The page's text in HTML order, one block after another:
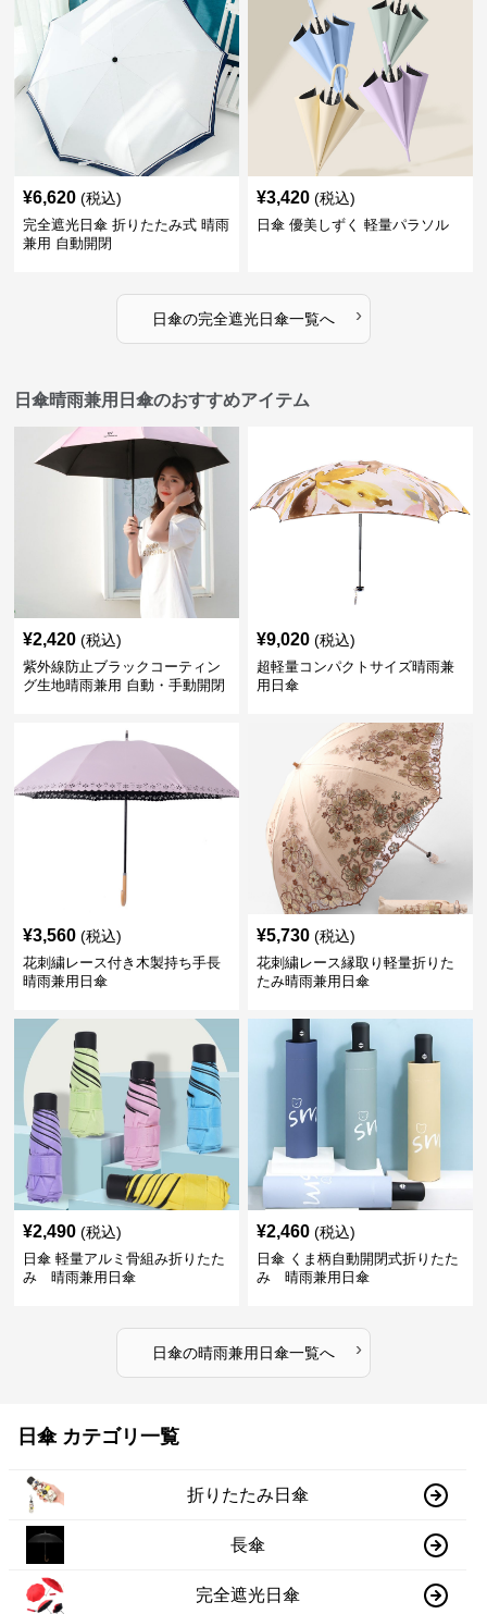
¥6,620 (税込)
完全遮光日傘 折りたたみ式 晴雨
兼用 自動開閉
¥3,420 (税込)
日傘 優美しずく 軽量パラソル
日傘の完全遮光日傘一覧へ ›
日傘晴雨兼用日傘のおすすめアイテム
¥2,420 (税込)
紫外線防止ブラックコーティン
グ生地晴雨兼用 自動・手動開閉
¥9,020 (税込)
超軽量コンパクトサイズ晴雨兼
用日傘
¥3,560 (税込)
花刺繍レース付き木製持ち手長
晴雨兼用日傘
¥5,730 (税込)
花刺繍レース縁取り軽量折りた
たみ晴雨兼用日傘
¥2,490 (税込)
日傘 軽量アルミ骨組み折りたた
み 晴雨兼用日傘
¥2,460 (税込)
日傘 くま柄自動開閉式折りたた
み 晴雨兼用日傘
日傘の晴雨兼用日傘一覧へ ›
日傘 カテゴリ一覧
折りたたみ日傘
長傘
完全遮光日傘